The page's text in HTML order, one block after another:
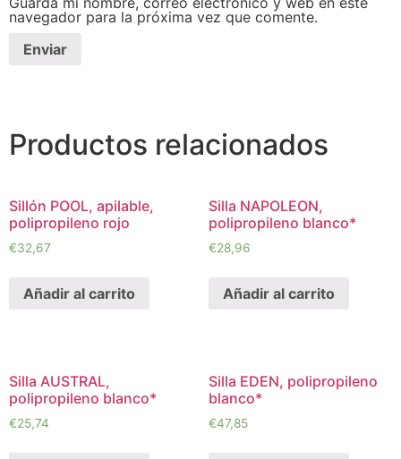
navegador para la próxima vez que comente.
Productos relacionados
Sillón POOL, apilable,
polipropileno rojo
€32,67
Añadir al carrito
Silla NAPOLEON,
polipropileno blanco*
€28,96
Añadir al carrito
Silla AUSTRAL,
polipropileno blanco*
€25,74
Silla EDEN, polipropileno
blanco*
€47,85